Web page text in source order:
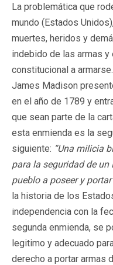
La problemática que
mundo (Estados
muertes, heridos y
indebido de las armas
constitucional a
James Madison
en el año de 1789 y
que sean parte de la
esta enmienda es la
siguiente: “Una milicia
para la seguridad de un
pueblo a poseer y
la historia de los
independencia con la
segunda enmienda, se
legitimo y adecuado
derecho a portar armas